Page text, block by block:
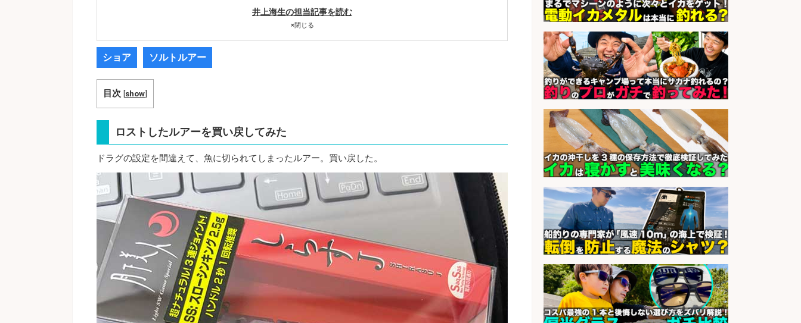
井上海生の担当記事を読む
×閉じる
ショア ソルトルアー
目次 [show]
ロストしたルアーを買い戻してみた
ドラグの設定を間違えて、魚に切られてしまったルアー。買い戻した。
円」小野駅から徒歩6分/釣り具メー
カーの物流事務・営業アシスタン
ト/土日祝休み×大型連休あり×残業
なし/滋賀県/大津市
会社名 株式会社ホットスタッフ滋賀
sponsored by 求人ボックス
精肉・青果・鮮魚販売/「志布志
市」「時給1,150円〜」志布志市内
でお魚のカットや商品の陳列スタッ
フ/車通勤OK×時間選べる×未経験歓
迎/鹿児島県/志布志市
会社名 株式会社ホットスタッフ鹿児島
sponsored by 求人ボックス
精肉・青果・鮮魚販売/「志布志
市」お魚のカットや商品の陳列スタ
ッフ/志布志市/「時給1,150円〜」/
未経験歓迎×残業少なめ×車通勤OK/
鹿児島県